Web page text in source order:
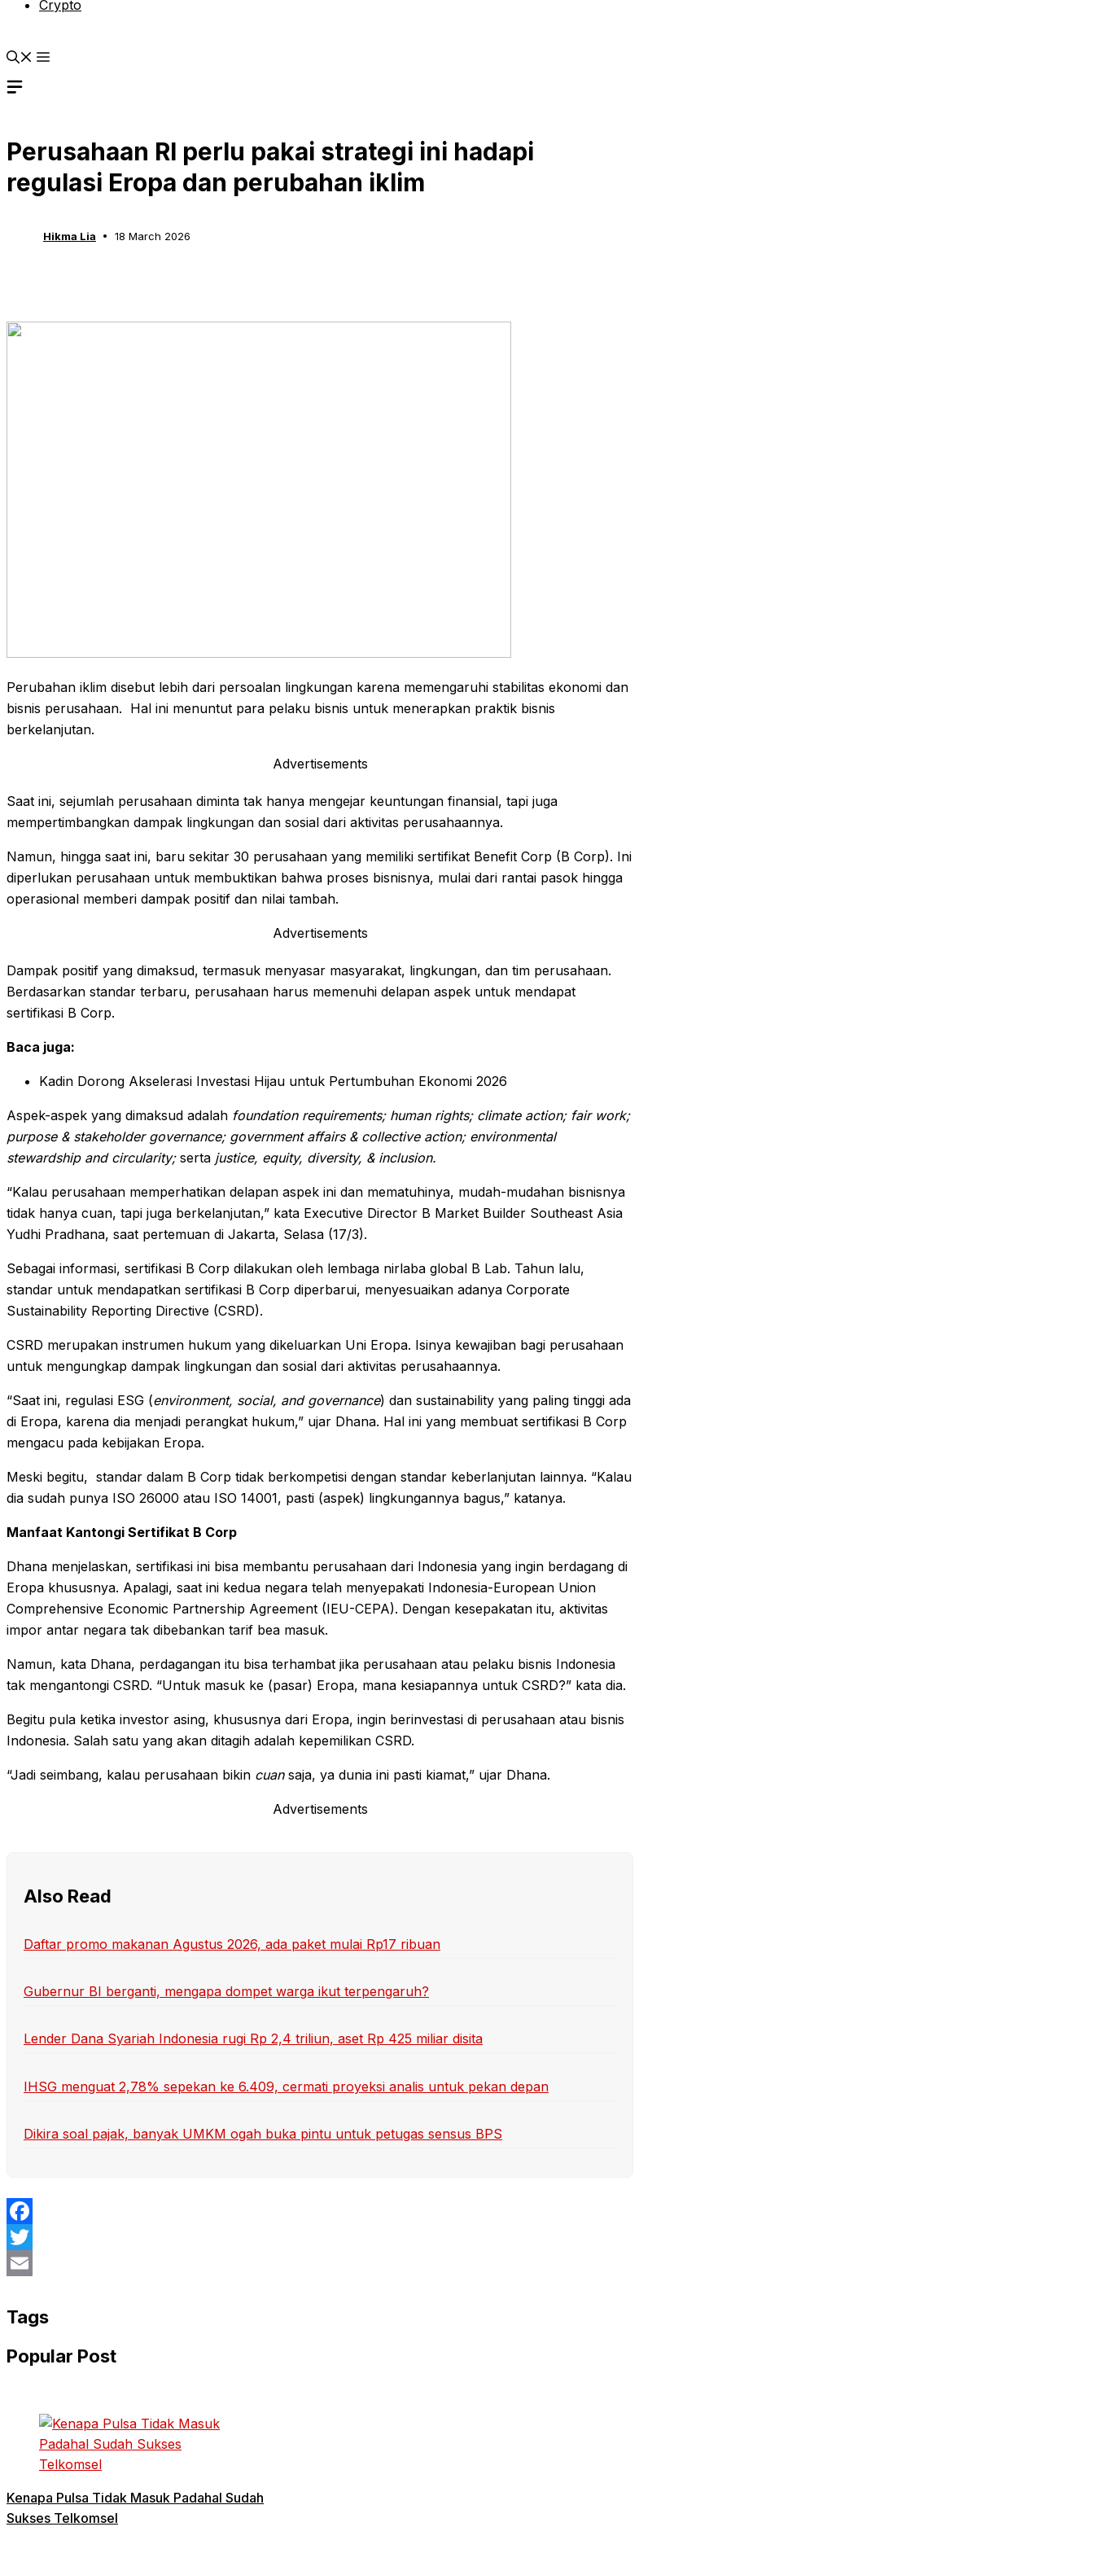
Crypto
Perusahaan RI perlu pakai strategi ini hadapi
regulasi Eropa dan perubahan iklim
Hikma Lia 18 March 2026
Perubahan iklim disebut lebih dari persoalan lingkungan karena memengaruhi stabilitas ekonomi dan
bisnis perusahaan. Hal ini menuntut para pelaku bisnis untuk menerapkan praktik bisnis
berkelanjutan.
Advertisements
Saat ini, sejumlah perusahaan diminta tak hanya mengejar keuntungan finansial, tapi juga
mempertimbangkan dampak lingkungan dan sosial dari aktivitas perusahaannya.
Namun, hingga saat ini, baru sekitar 30 perusahaan yang memiliki sertifikat Benefit Corp (B Corp). Ini
diperlukan perusahaan untuk membuktikan bahwa proses bisnisnya, mulai dari rantai pasok hingga
operasional memberi dampak positif dan nilai tambah.
Advertisements
Dampak positif yang dimaksud, termasuk menyasar masyarakat, lingkungan, dan tim perusahaan.
Berdasarkan standar terbaru, perusahaan harus memenuhi delapan aspek untuk mendapat
sertifikasi B Corp.
Baca juga:
Kadin Dorong Akselerasi Investasi Hijau untuk Pertumbuhan Ekonomi 2026
Aspek-aspek yang dimaksud adalah foundation requirements; human rights; climate action; fair work;
purpose & stakeholder governance; government affairs & collective action; environmental
stewardship and circularity; serta justice, equity, diversity, & inclusion.
“Kalau perusahaan memperhatikan delapan aspek ini dan mematuhinya, mudah-mudahan bisnisnya
tidak hanya cuan, tapi juga berkelanjutan,” kata Executive Director B Market Builder Southeast Asia
Yudhi Pradhana, saat pertemuan di Jakarta, Selasa (17/3).
Sebagai informasi, sertifikasi B Corp dilakukan oleh lembaga nirlaba global B Lab. Tahun lalu,
standar untuk mendapatkan sertifikasi B Corp diperbarui, menyesuaikan adanya Corporate
Sustainability Reporting Directive (CSRD).
CSRD merupakan instrumen hukum yang dikeluarkan Uni Eropa. Isinya kewajiban bagi perusahaan
untuk mengungkap dampak lingkungan dan sosial dari aktivitas perusahaannya.
“Saat ini, regulasi ESG (environment, social, and governance) dan sustainability yang paling tinggi ada
di Eropa, karena dia menjadi perangkat hukum,” ujar Dhana. Hal ini yang membuat sertifikasi B Corp
mengacu pada kebijakan Eropa.
Meski begitu, standar dalam B Corp tidak berkompetisi dengan standar keberlanjutan lainnya. “Kalau
dia sudah punya ISO 26000 atau ISO 14001, pasti (aspek) lingkungannya bagus,” katanya.
Manfaat Kantongi Sertifikat B Corp
Dhana menjelaskan, sertifikasi ini bisa membantu perusahaan dari Indonesia yang ingin berdagang di
Eropa khususnya. Apalagi, saat ini kedua negara telah menyepakati Indonesia-European Union
Comprehensive Economic Partnership Agreement (IEU-CEPA). Dengan kesepakatan itu, aktivitas
impor antar negara tak dibebankan tarif bea masuk.
Namun, kata Dhana, perdagangan itu bisa terhambat jika perusahaan atau pelaku bisnis Indonesia
tak mengantongi CSRD. “Untuk masuk ke (pasar) Eropa, mana kesiapannya untuk CSRD?” kata dia.
Begitu pula ketika investor asing, khususnya dari Eropa, ingin berinvestasi di perusahaan atau bisnis
Indonesia. Salah satu yang akan ditagih adalah kepemilikan CSRD.
“Jadi seimbang, kalau perusahaan bikin cuan saja, ya dunia ini pasti kiamat,” ujar Dhana.
Advertisements
Also Read
Daftar promo makanan Agustus 2026, ada paket mulai Rp17 ribuan
Gubernur BI berganti, mengapa dompet warga ikut terpengaruh?
Lender Dana Syariah Indonesia rugi Rp 2,4 triliun, aset Rp 425 miliar disita
IHSG menguat 2,78% sepekan ke 6.409, cermati proyeksi analis untuk pekan depan
Dikira soal pajak, banyak UMKM ogah buka pintu untuk petugas sensus BPS
Facebook
Twitter
Tags
Popular Post
Kenapa Pulsa Tidak Masuk Padahal Sudah
Sukses Telkomsel